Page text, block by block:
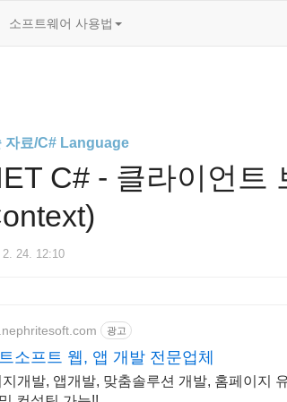
Security
소프트웨어 사용법
자료/C# Language
C# - 클라이언트
2. 24. 12:10
광고
소프트 웹, 앱 개발 전문업체
개발, 앱개발, 맞춤솔루션 개발, 홈페이지